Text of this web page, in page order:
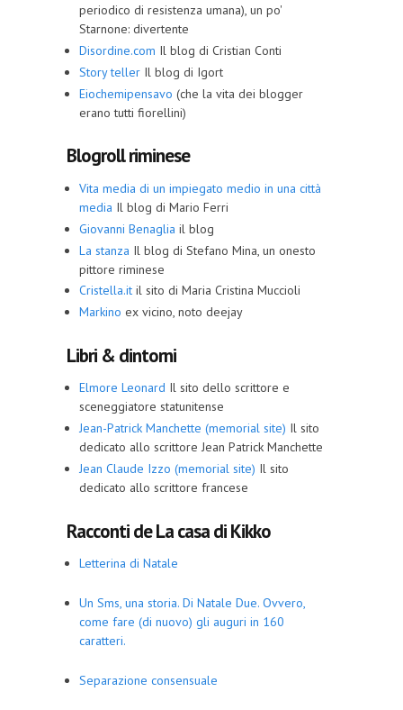
periodico di resistenza umana), un po'
Starnone: divertente
Disordine.com Il blog di Cristian Conti
Story teller Il blog di Igort
Eiochemipensavo (che la vita dei blogger
erano tutti fiorellini)
Blogroll riminese
Vita media di un impiegato medio in una città
media Il blog di Mario Ferri
Giovanni Benaglia il blog
La stanza Il blog di Stefano Mina, un onesto
pittore riminese
Cristella.it il sito di Maria Cristina Muccioli
Markino ex vicino, noto deejay
Libri & dintorni
Elmore Leonard Il sito dello scrittore e
sceneggiatore statunitense
Jean-Patrick Manchette (memorial site) Il sito
dedicato allo scrittore Jean Patrick Manchette
Jean Claude Izzo (memorial site) Il sito
dedicato allo scrittore francese
Racconti de La casa di Kikko
Letterina di Natale
Un Sms, una storia. Di Natale Due. Ovvero,
come fare (di nuovo) gli auguri in 160
caratteri.
Separazione consensuale